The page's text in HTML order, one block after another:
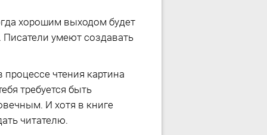
хорошим выходом будет
умеют создавать
чтения картина
требуется быть
И хотя в книге
читателю.